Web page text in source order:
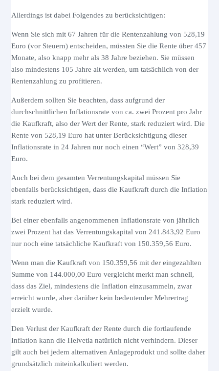
Allerdings ist dabei Folgendes zu berücksichtigen:
Wenn Sie sich mit 67 Jahren für die Rentenzahlung von 528,19
Euro (vor Steuern) entscheiden, müssten Sie die Rente über 457
Monate, also knapp mehr als 38 Jahre beziehen. Sie müssen
also mindestens 105 Jahre alt werden, um tatsächlich von der
Rentenzahlung zu profitieren.
Außerdem sollten Sie beachten, dass aufgrund der
durchschnittlichen Inflationsrate von ca. zwei Prozent pro Jahr
die Kaufkraft, also der Wert der Rente, stark reduziert wird. Die
Rente von 528,19 Euro hat unter Berücksichtigung dieser
Inflationsrate in 24 Jahren nur noch einen “Wert” von 328,39
Euro.
Auch bei dem gesamten Verrentungskapital müssen Sie
ebenfalls berücksichtigen, dass die Kaufkraft durch die Inflation
stark reduziert wird.
Bei einer ebenfalls angenommenen Inflationsrate von jährlich
zwei Prozent hat das Verrentungskapital von 241.843,92 Euro
nur noch eine tatsächliche Kaufkraft von 150.359,56 Euro.
Wenn man die Kaufkraft von 150.359,56 mit der eingezahlten
Summe von 144.000,00 Euro vergleicht merkt man schnell,
dass das Ziel, mindestens die Inflation einzusammeln, zwar
erreicht wurde, aber darüber kein bedeutender Mehrertrag
erzielt wurde.
Den Verlust der Kaufkraft der Rente durch die fortlaufende
Inflation kann die Helvetia natürlich nicht verhindern. Dieser
gilt auch bei jedem alternativen Anlageprodukt und sollte daher
grundsätzlich miteinkalkuliert werden.